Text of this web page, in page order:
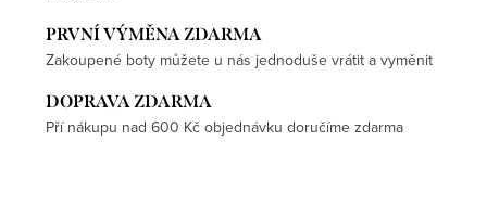
PRVNÍ VÝMĚNA ZDARMA
Zakoupené boty můžete u nás jednoduše vrátit a vyměnit
DOPRAVA ZDARMA
Pří nákupu nad 600 Kč objednávku doručíme zdarma